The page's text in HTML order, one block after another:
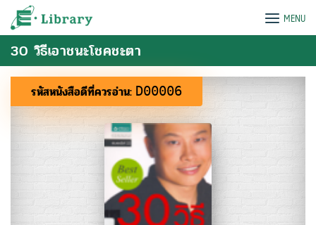
Skip
e-Library MENU
30 วิธีเอาชนะโชคชะตา
รหัสหนังสือดีที่ควรอ่าน: D00006